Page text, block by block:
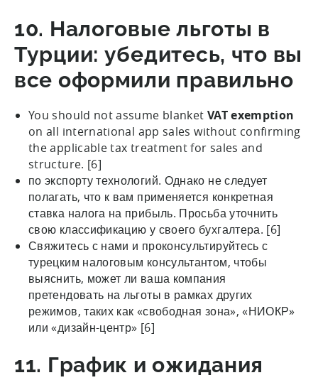
10. Налоговые льготы в
Турции: убедитесь, что вы
все оформили правильно
You should not assume blanket VAT exemption
on all international app sales without confirming
the applicable tax treatment for sales and
structure. [6]
по экспорту технологий. Однако не следует
полагать, что к вам применяется конкретная
ставка налога на прибыль. Просьба уточнить
свою классификацию у своего бухгалтера. [6]
Свяжитесь с нами и проконсультируйтесь с
турецким налоговым консультантом, чтобы
выяснить, может ли ваша компания
претендовать на льготы в рамках других
режимов, таких как «свободная зона», «НИОКР»
или «дизайн-центр» [6]
11. График и ожидания